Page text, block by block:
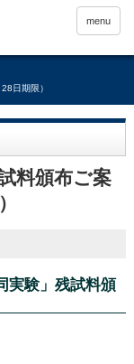
menu
日期限）
料頒布ご案
実験」残試料頒